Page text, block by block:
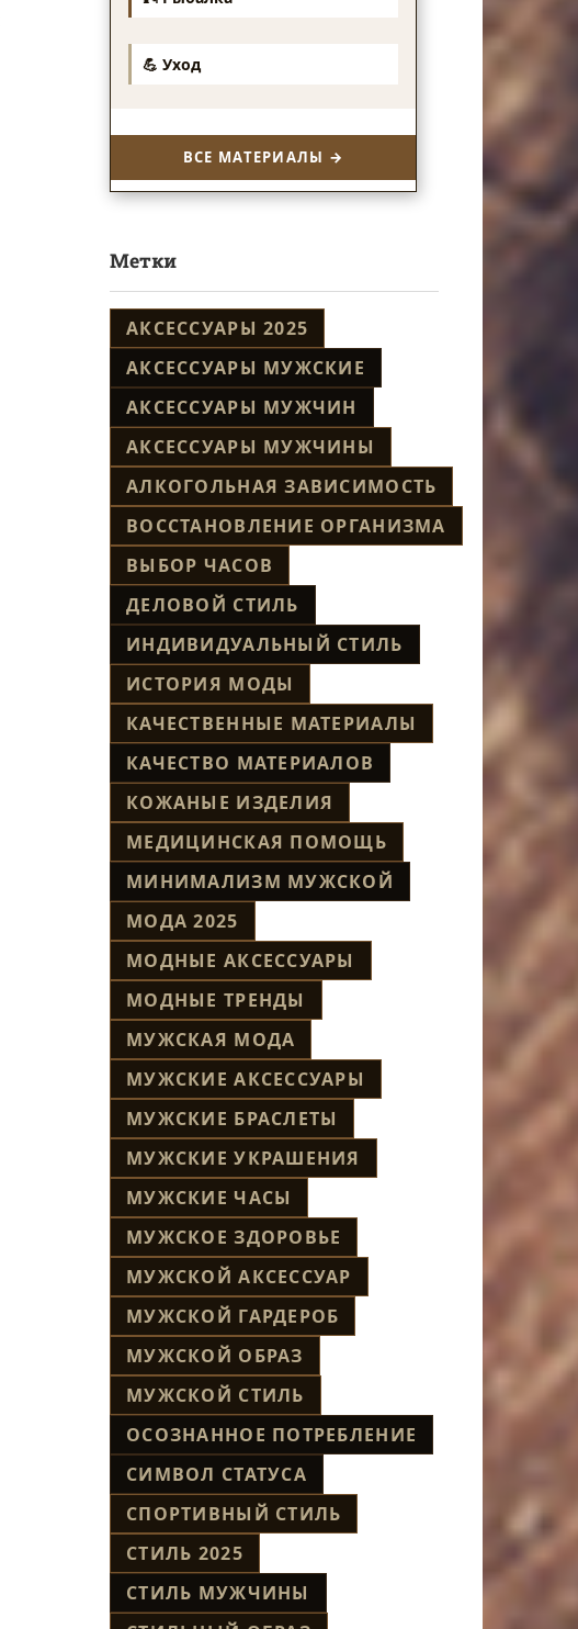
💪 Уход
ВСЕ МАТЕРИАЛЫ →
Метки
АКСЕССУАРЫ 2025
АКСЕССУАРЫ МУЖСКИЕ
АКСЕССУАРЫ МУЖЧИН
АКСЕССУАРЫ МУЖЧИНЫ
АЛКОГОЛЬНАЯ ЗАВИСИМОСТЬ
ВОССТАНОВЛЕНИЕ ОРГАНИЗМА
ВЫБОР ЧАСОВ
ДЕЛОВОЙ СТИЛЬ
ИНДИВИДУАЛЬНЫЙ СТИЛЬ
ИСТОРИЯ МОДЫ
КАЧЕСТВЕННЫЕ МАТЕРИАЛЫ
КАЧЕСТВО МАТЕРИАЛОВ
КОЖАНЫЕ ИЗДЕЛИЯ
МЕДИЦИНСКАЯ ПОМОЩЬ
МИНИМАЛИЗМ МУЖСКОЙ
МОДА 2025
МОДНЫЕ АКСЕССУАРЫ
МОДНЫЕ ТРЕНДЫ
МУЖСКАЯ МОДА
МУЖСКИЕ АКСЕССУАРЫ
МУЖСКИЕ БРАСЛЕТЫ
МУЖСКИЕ УКРАШЕНИЯ
МУЖСКИЕ ЧАСЫ
МУЖСКОЕ ЗДОРОВЬЕ
МУЖСКОЙ АКСЕССУАР
МУЖСКОЙ ГАРДЕРОБ
МУЖСКОЙ ОБРАЗ
МУЖСКОЙ СТИЛЬ
ОСОЗНАННОЕ ПОТРЕБЛЕНИЕ
СИМВОЛ СТАТУСА
СПОРТИВНЫЙ СТИЛЬ
СТИЛЬ 2025
СТИЛЬ МУЖЧИНЫ